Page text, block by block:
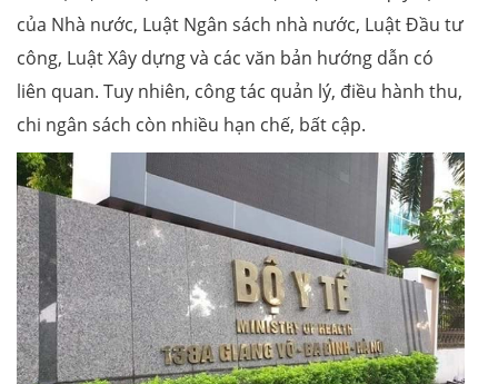
của Nhà nước, Luật Ngân sách nhà nước, Luật Đầu tư
công, Luật Xây dựng và các văn bản hướng dẫn có
liên quan. Tuy nhiên, công tác quản lý, điều hành thu,
chi ngân sách còn nhiều hạn chế, bất cập.